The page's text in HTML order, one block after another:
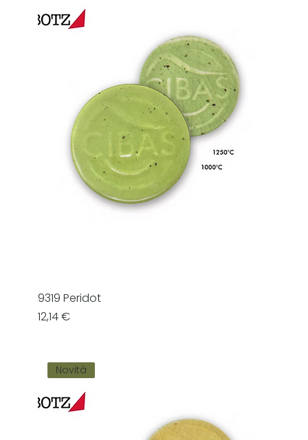
9319 Peridot
Prezzo
12,14 €
Novità